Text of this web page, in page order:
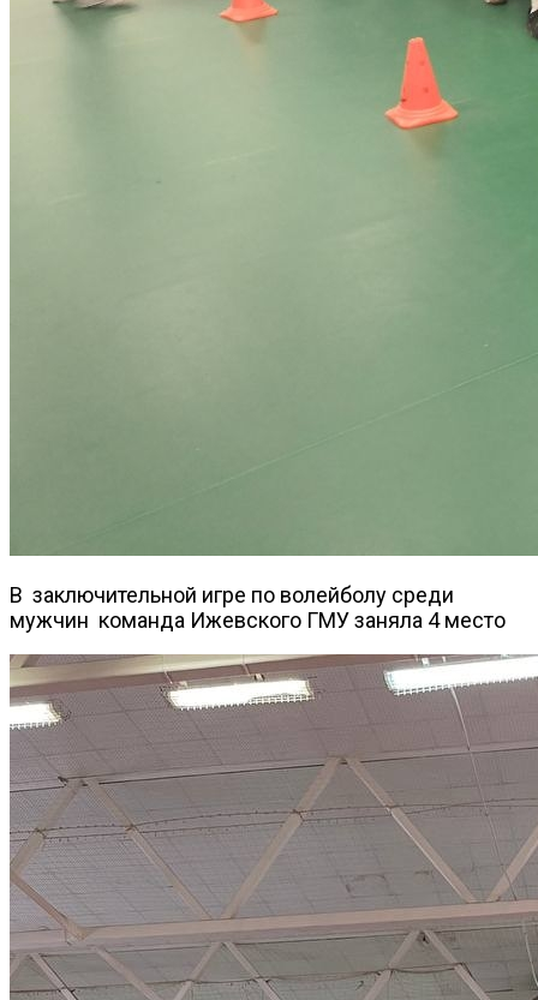
В заключительной игре по волейболу среди
мужчин команда Ижевского ГМУ заняла 4 место